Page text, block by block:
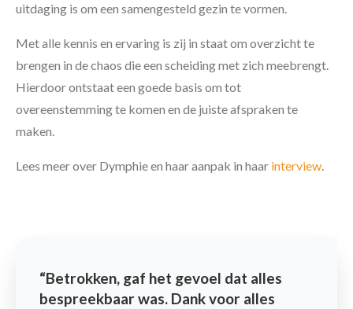
uitdaging is om een samengesteld gezin te vormen.
Met alle kennis en ervaring is zij in staat om overzicht te
brengen in de chaos die een scheiding met zich meebrengt.
Hierdoor ontstaat een goede basis om tot
overeenstemming te komen en de juiste afspraken te
maken.
Lees meer over Dymphie en haar aanpak in haar interview.
Betrokken, gaf het gevoel dat alles
bespreekbaar was. Dank voor alles